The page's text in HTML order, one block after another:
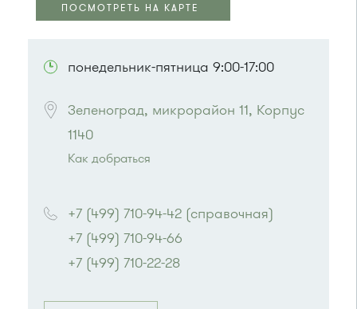
ПОСМОТРЕТЬ НА КАРТЕ
понедельник-пятница 9:00-17:00
Зеленоград, микрорайон 11, Корпус
1140
Как добраться
Автобусы № 4, 9.
Маршрутка № 721м
+7 (499) 710-94-42 (справочная)
+7 (499) 710-94-66
+7 (499) 710-22-28